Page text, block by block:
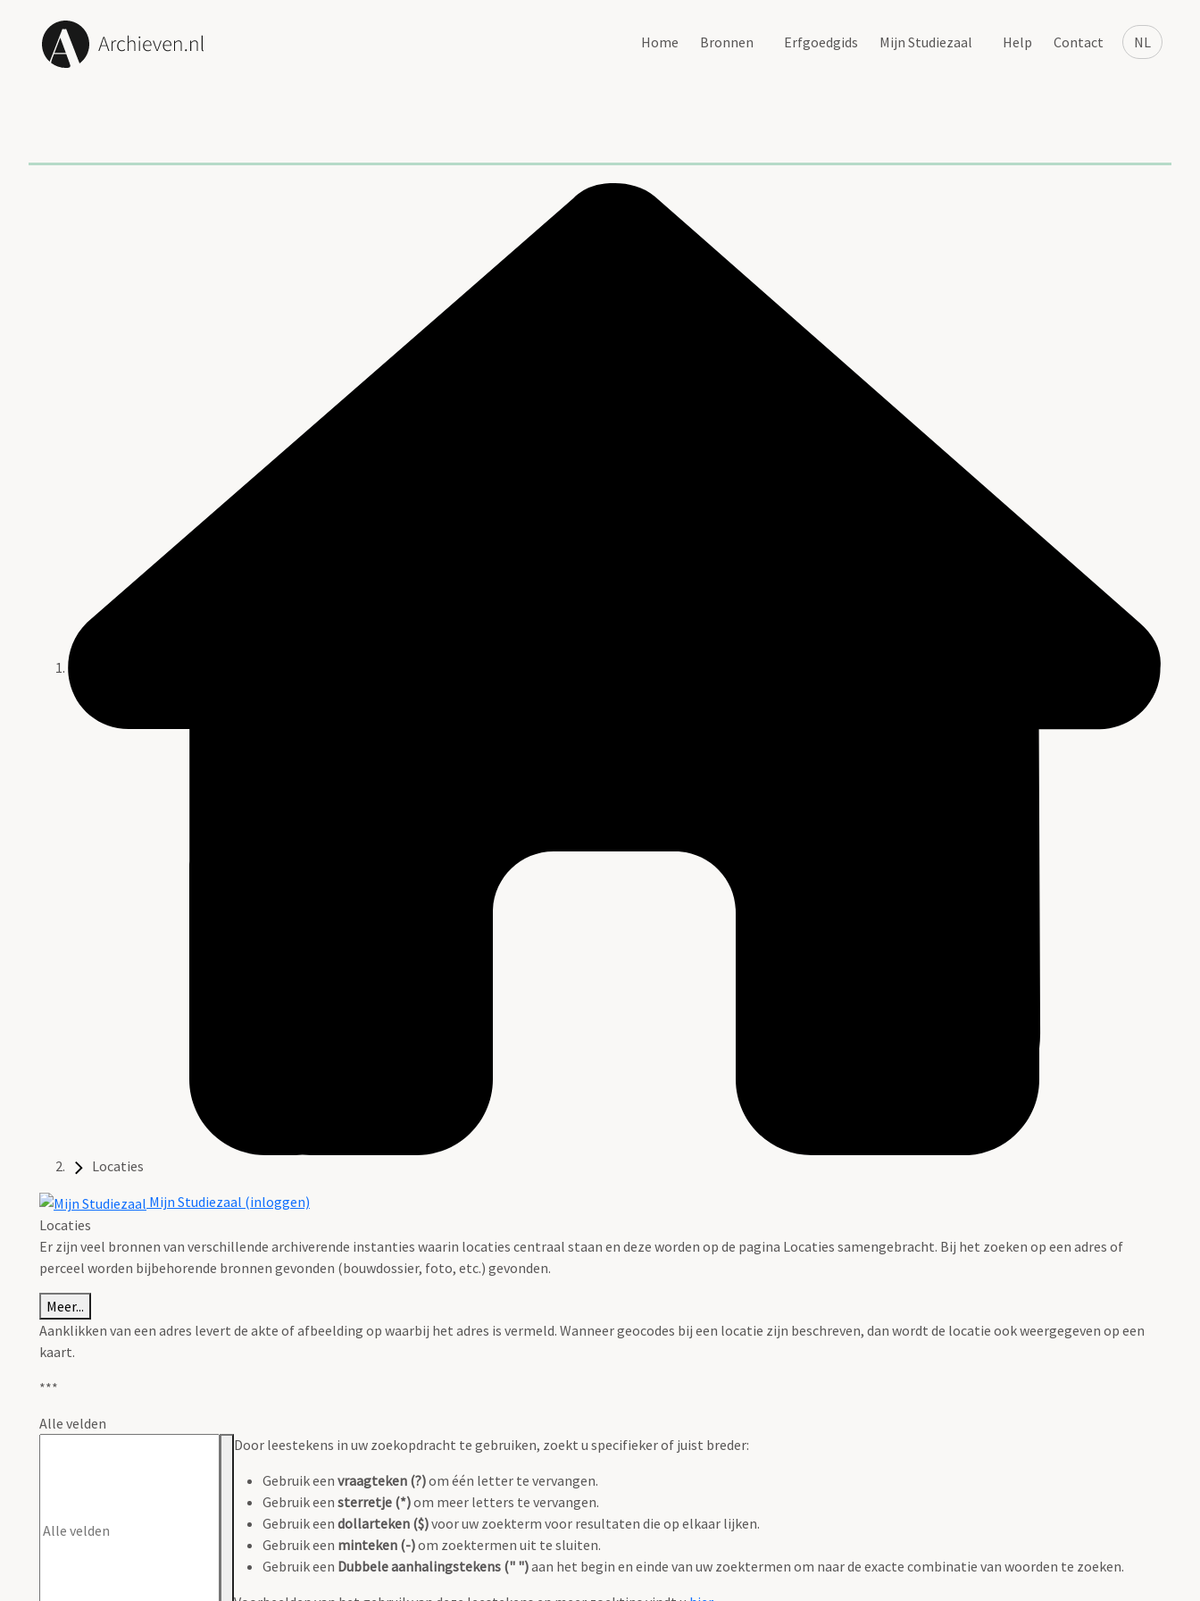
NL
Home Bronnen Erfgoedgids Mijn Studiezaal Help Contact
Locaties
Mijn Studiezaal (inloggen)
Locaties
Er zijn veel bronnen van verschillende archiverende instanties waarin locaties centraal staan en deze worden op de pagina Locaties samengebracht. Bij het zoeken op een adres of
perceel worden bijbehorende bronnen gevonden (bouwdossier, foto, etc.) gevonden.
Meer...
Aanklikken van een adres levert de akte of afbeelding op waarbij het adres is vermeld. Wanneer geocodes bij een locatie zijn beschreven, dan wordt de locatie ook weergegeven op een
kaart.
***
Alle velden
Door leestekens in uw zoekopdracht te gebruiken, zoekt u specifieker of juist breder:
Gebruik een vraagteken (?)om één letter te vervangen.
Gebruik een sterretje (*)om meer letters te vervangen.
Gebruik een dollarteken ($)voor uw zoekterm voor resultaten die op elkaar lijken.
Gebruik een minteken (-)om zoektermen uit te sluiten.
Gebruik een Dubbele aanhalingstekens (" ")aan het begin en einde van uw zoektermen om naar de exacte combinatie van woorden te zoeken.